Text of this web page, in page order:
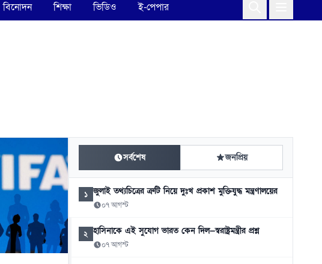
বিনোদন শিক্ষা ভিডিও ই-পেপার
সর্বশেষ জনপ্রিয়
১ জুলাই তথ্যচিত্রের ত্রুটি নিয়ে দুঃখ প্রকাশ মুক্তিযুদ্ধ মন্ত্রণালয়ের
০৭ আগস্ট
২ হাসিনাকে এই সুযোগ ভারত কেন দিল—স্বরাষ্ট্রমন্ত্রীর প্রশ্ন
০৭ আগস্ট